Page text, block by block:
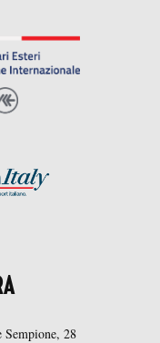
Sempione, 28